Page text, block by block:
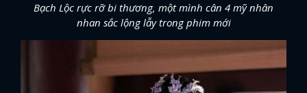
Bạch Lộc rực rỡ bi thương, một mình cân 4 mỹ nhân
nhan sắc lộng lẫy trong phim mới